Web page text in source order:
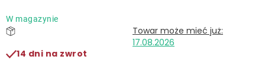
O nas
W magazynie
17.08.2026
14 dni na zwrot